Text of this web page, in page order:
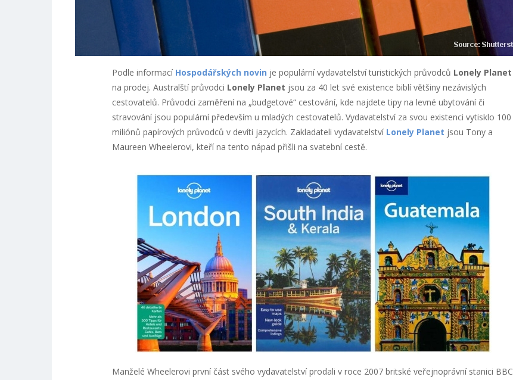
Podle informací Hospodářských novin je populární vydavatelství turistických průvodců Lonely Planet
na prodej. Australští průvodci Lonely Planet jsou za 40 let své existence biblí většiny nezávislých
cestovatelů. Průvodci zaměření na „budgetové“ cestování, kde najdete tipy na levné ubytování či
stravování jsou populární především u mladých cestovatelů. Vydavatelství za svou existenci vytisklo 100
miliónů papírových průvodců v devíti jazycích. Zakladateli vydavatelství Lonely Planet jsou Tony a
Maureen Wheelerovi, kteří na tento nápad přišli na svatební cestě.
Manželé Wheelerovi první část svého vydavatelství prodali v roce 2007 britské veřejnoprávní stanici BBC